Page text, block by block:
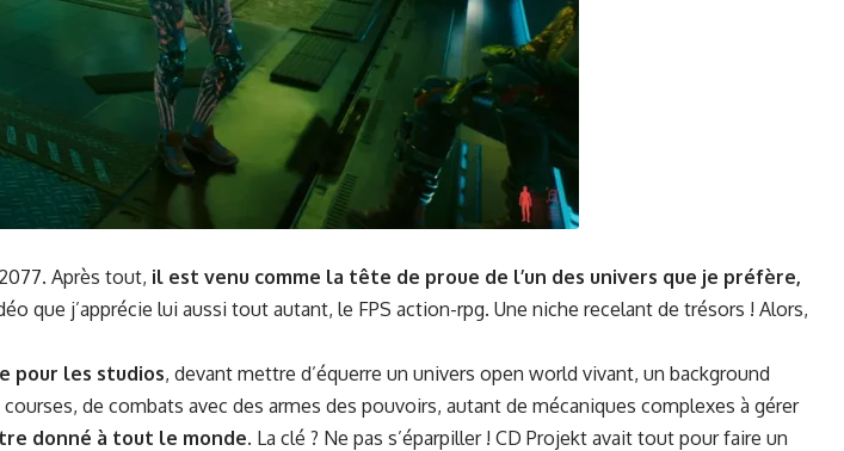
Après tout, il est venu comme la tête de proue de l’un des univers que je préfère,
que j’apprécie lui aus­si tout autant, le FPS action-rpg. Une niche rece­lant de tré­sors ! Alors,
pour les stu­dios, devant met­tre d’équerre un univers open world vivant, un back­ground
de com­bats avec des armes des pou­voirs, autant de mécaniques com­plex­es à gér­er
don­né à tout le monde. La clé ? Ne pas s’éparpiller ! CD Pro­jekt avait tout pour faire un